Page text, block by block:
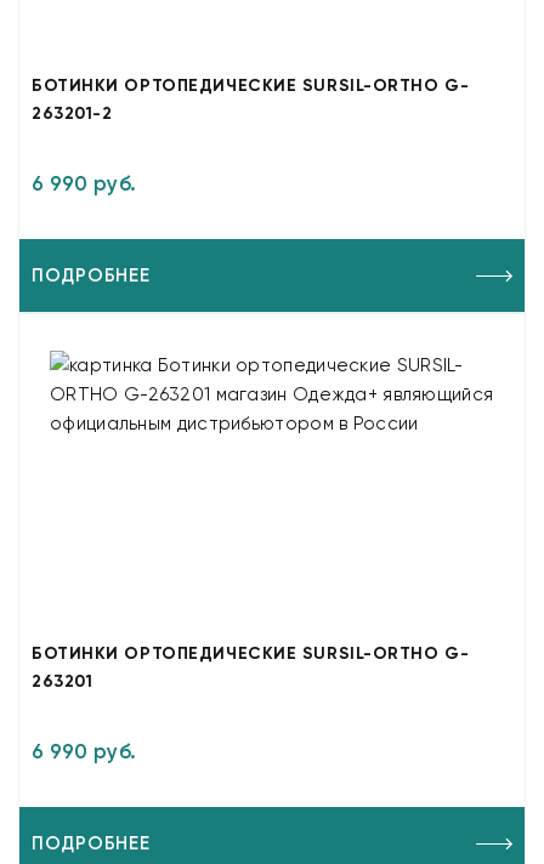
БОТИНКИ ОРТОПЕДИЧЕСКИЕ SURSIL-ORTHO G-
263201-2
6 990 руб.
ПОДРОБНЕЕ
БОТИНКИ ОРТОПЕДИЧЕСКИЕ SURSIL-ORTHO G-
263201
6 990 руб.
ПОДРОБНЕЕ